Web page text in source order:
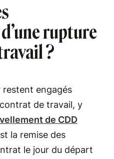
rupture
?
restent engagés
contrat de travail, y
de CDD
la remise des
le jour du départ